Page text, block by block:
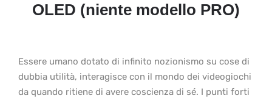
OLED (niente modello PRO)
Essere umano dotato di infinito nozionismo su cose di
dubbia utilità, interagisce con il mondo dei videogiochi
da quando ritiene di avere coscienza di sé. I punti forti